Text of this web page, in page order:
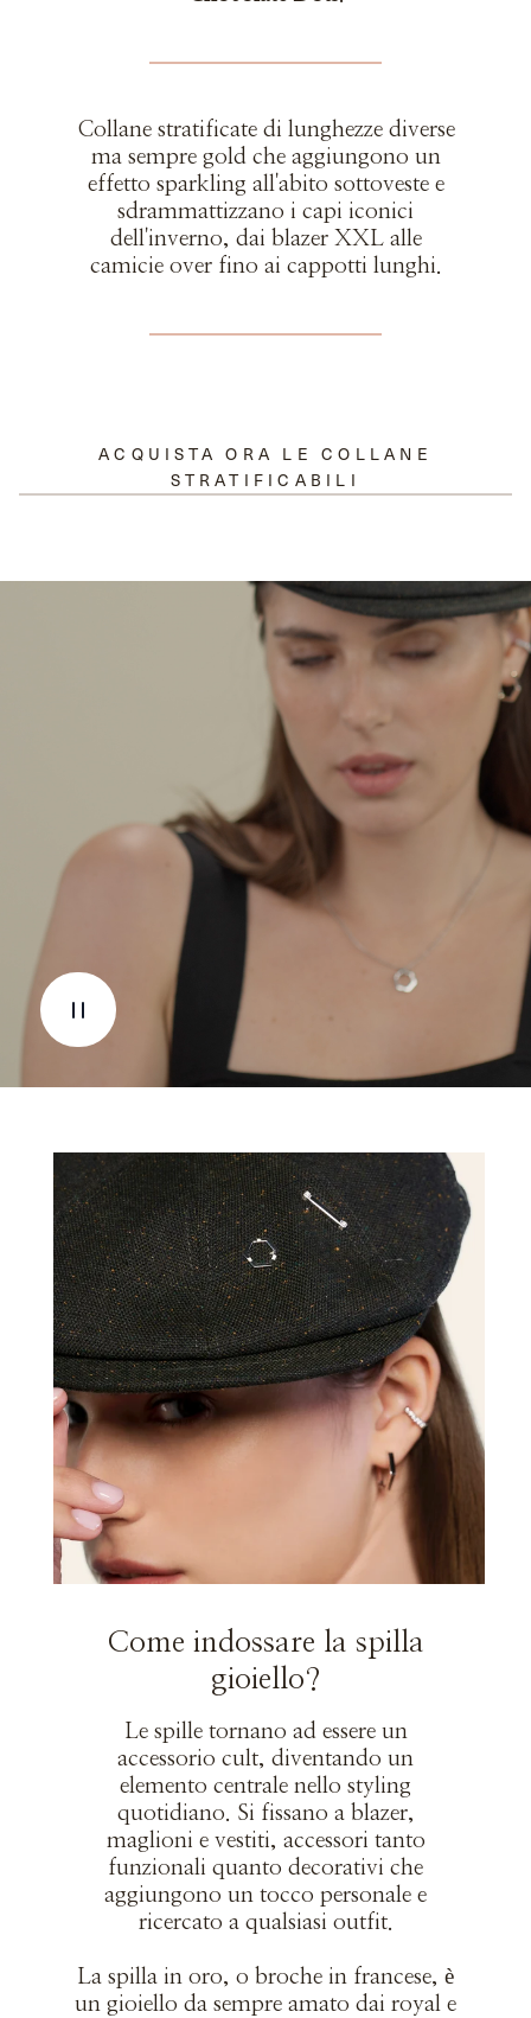
Collane stratificate di lunghezze diverse
ma sempre gold che aggiungono un
effetto sparkling all'abito sottoveste e
sdrammattizzano i capi iconici
dell'inverno, dai blazer XXL alle
camicie over fino ai cappotti lunghi.
ACQUISTA ORA LE COLLANE
STRATIFICABILI
Come indossare la spilla
gioiello?
Le spille tornano ad essere un
accessorio cult, diventando un
elemento centrale nello styling
quotidiano. Si fissano a blazer,
maglioni e vestiti, accessori tanto
funzionali quanto decorativi che
aggiungono un tocco personale e
ricercato a qualsiasi outfit.
La spilla in oro, o broche in francese, è
un gioiello da sempre amato dai royal e